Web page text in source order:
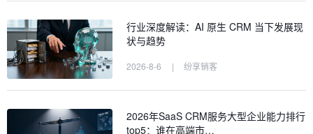
行业深度解读：AI 原生 CRM 当下发展现
状与趋势
2026-8-6 | 纷享销客
2026年SaaS CRM服务大型企业能力排行
top5：谁在高端市…